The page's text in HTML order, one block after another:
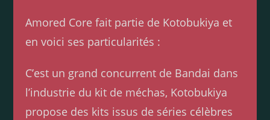
Amored Core fait partie de Kotobukiya et
en voici ses particularités :
C’est un grand concurrent de Bandai dans
l’industrie du kit de méchas, Kotobukiya
propose des kits issus de séries célèbres